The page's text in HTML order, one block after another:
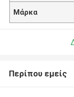
Μάρκα
Περίπου εμείς